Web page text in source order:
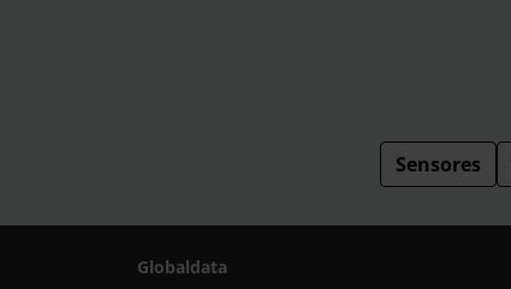
Sensores
Globaldata